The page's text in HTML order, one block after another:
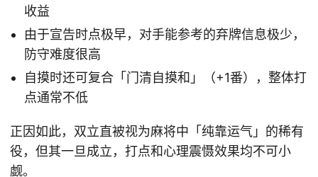
收益
由于宣告时点极早，对手能参考的弃牌信息极少，
防守难度很高
自摸时还可复合「门清自摸和」（+1番），整体打
点通常不低
正因如此，双立直被视为麻将中「纯靠运气」的稀有
役，但其一旦成立，打点和心理震慑效果均不可小
觑。